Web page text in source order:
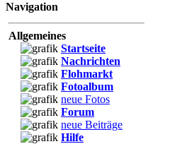
Navigation
Allgemeines
Startseite
Nachrichten
Flohmarkt
Fotoalbum
neue Fotos
Forum
neue Beiträge
Hilfe